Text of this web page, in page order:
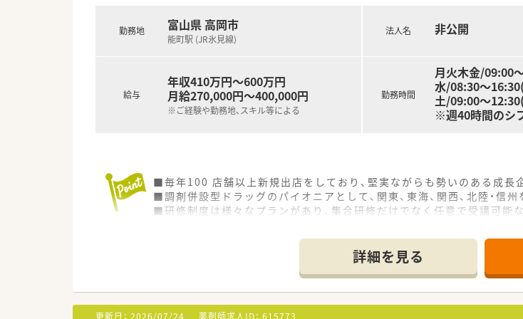
勤務地 富山県 高岡市
能町駅 (JR氷見線)
給与
年収410万円～600万円
月給270,000円～400,000円
※ご経験や勤務地、スキル等による
法人名 非公開
勤務時間
月火木金/09:00
水/08:30～
土/09:00～
※週40時間のシ
■毎年100 店舗以上新規出店をしており、堅実ながらも勢いのある成長
■調剤併設型ドラッグのパイオニアとして、関東、東海、関西、北陸・
■研修制度は様々なプランがあり、集合研修だけでなく任意で受講可能
■総合薬剤師・調剤薬剤師（土日休み・19時までの勤務）どちらかの働き
■調剤併設型だけでなく「医療モール・クリニック併設店舗」「敷地内薬
■在宅医療にも積極的取り組んでおり「訪問調剤特化型店舗」を50店舗
■「プラチナくるみん認定企業」「健康経営優良法人2023（大規模法人
います
詳細を見る
更新日： 2026/07/24 薬剤師求人ID： 615773